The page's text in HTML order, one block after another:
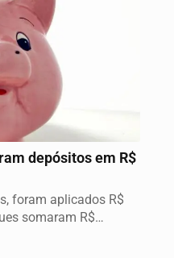
depósitos em R$
foram aplicados R$
somaram R$